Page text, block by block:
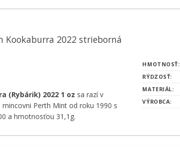
Kookaburra 2022 strieborná
(Rybárik) 2022 1 oz sa razí v
Perth Mint od roku 1990 s
a hmotnosťou 31,1g.
HMOTNOSŤ:
RÝDZOSŤ:
MATERIÁL:
VÝROBCA: